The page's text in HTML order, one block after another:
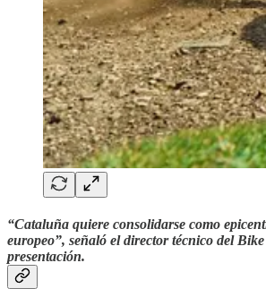
“Cataluña quiere consolidarse como
europeo”, señaló el director técnico del
presentación.